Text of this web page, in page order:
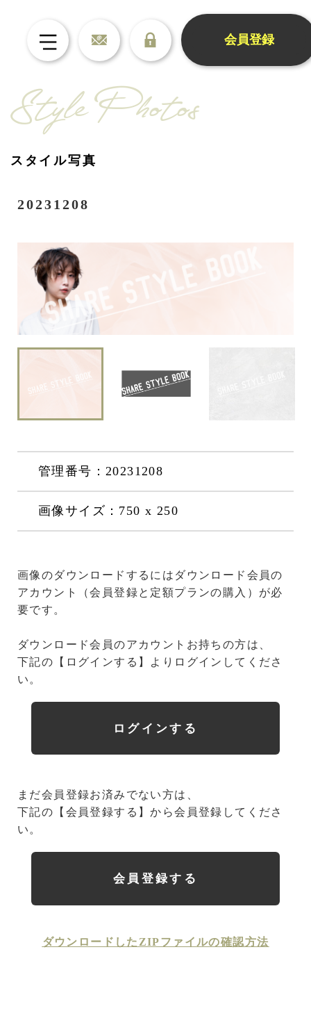
Style Photos
スタイル写真
20231208
管理番号：20231208
画像サイズ：750 x 250
画像のダウンロードするにはダウンロード会員の
アカウント（会員登録と定額プランの購入）が必
要です。
ダウンロード会員のアカウントお持ちの方は、
下記の【ログインする】よりログインしてくださ
い。
ログインする
まだ会員登録お済みでない方は、
下記の【会員登録する】から会員登録してくださ
い。
会員登録する
ダウンロードしたZIPファイルの確認方法
会員登録